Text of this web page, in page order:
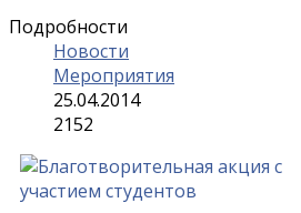
Подробности
Новости
Мероприятия
25.04.2014
2152